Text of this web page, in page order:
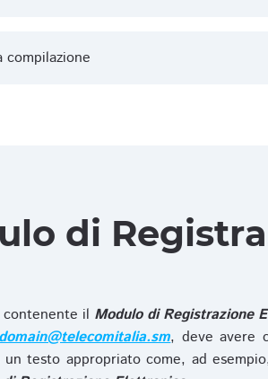
compilazione
di
il Modulo di Registrazione
, deve avere
testo appropriato come, ad